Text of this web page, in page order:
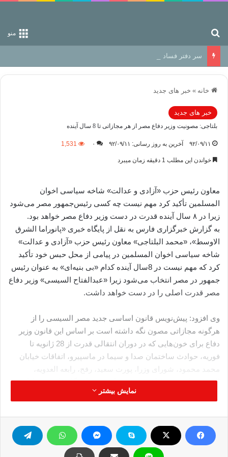
منو
سر دفتر فساد در زمین‌، دوری وکناره‌گیری از راه خداست‌!
خانه » خبر های جدید
خبر های جدید
بلتاجی: مصونیت وزیر دفاع مصر از هر مجازاتی تا 8 سال آینده
۹۲/۰۹/۱۱ آخرین به روز رسانی: ۹۲/۰۹/۱۱ ۰ 1,531
خواندن این مطلب 1 دقیقه زمان میبرد
معاون رئیس حزب «آزادی و عدالت» شاخه سیاسی اخوان
المسلمین تأکید کرد مهم نیست چه کسی رئیس‌جمهور مصر می‌شود
زیرا در ۸ سال آینده قدرت در دست وزیر دفاع مصر خواهد بود.
به گزارش خبرگزاری فارس به نقل از پایگاه خبری «پانوراما الشرق
الاوسط»، «محمد البلتاجی» معاون رئیس حزب «آزادی و عدالت»
شاخه سیاسی اخوان المسلمین در پیامی از محل حبس خود تأکید
کرد که مهم نیست در 8سال آینده کدام «بی بنیه‌ای» به عنوان رئیس
جمهور در مصر انتخاب می‌شود زیرا «عبدالفتاح السیسی» وزیر دفاع
مصر قدرت اصلی را در دست خواهد داشت.
وی افزود: پیش‌نویس قانون اساسی جدید مصر السیسی را از
هرگونه مجازاتی مصون نگه داشته است بر اساس این قانون وزیر
دفاع برای خون‌هایی که در دوران انتقالی قدرت از 28 ژانویه تا
فوریه، حوادث ساختمان صدا و سیما در ماسپیرو، اتفاقات خیابان‌
محمد محمود، شورای وزرا، پورت سعید، رفح، رابعه العدویه،
النهضه، رامسس، 6 اکتبر و شهید اخیر در دانشگاه قاهره مجازات
بلتاجی تأکید کرد که با توجه به اینکه پیش‌نویس قانون اساسی
اصراری بر لزوم مدنی بودن دولت نداشته این مسئله برای جریان
سلفی و الازهر پیروزی به شمار نمی‌آید بلکه این پیروزی دولت
نمایش بیشتر